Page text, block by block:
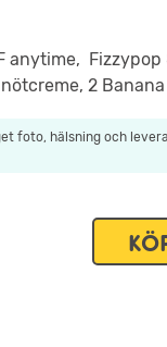
anytime, Fizzypop
2 Banana
foto, hälsning och